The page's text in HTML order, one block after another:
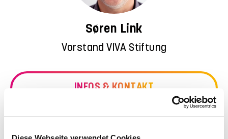
Søren Link
Vorstand VIVA Stiftung
INFOS & KONTAKT